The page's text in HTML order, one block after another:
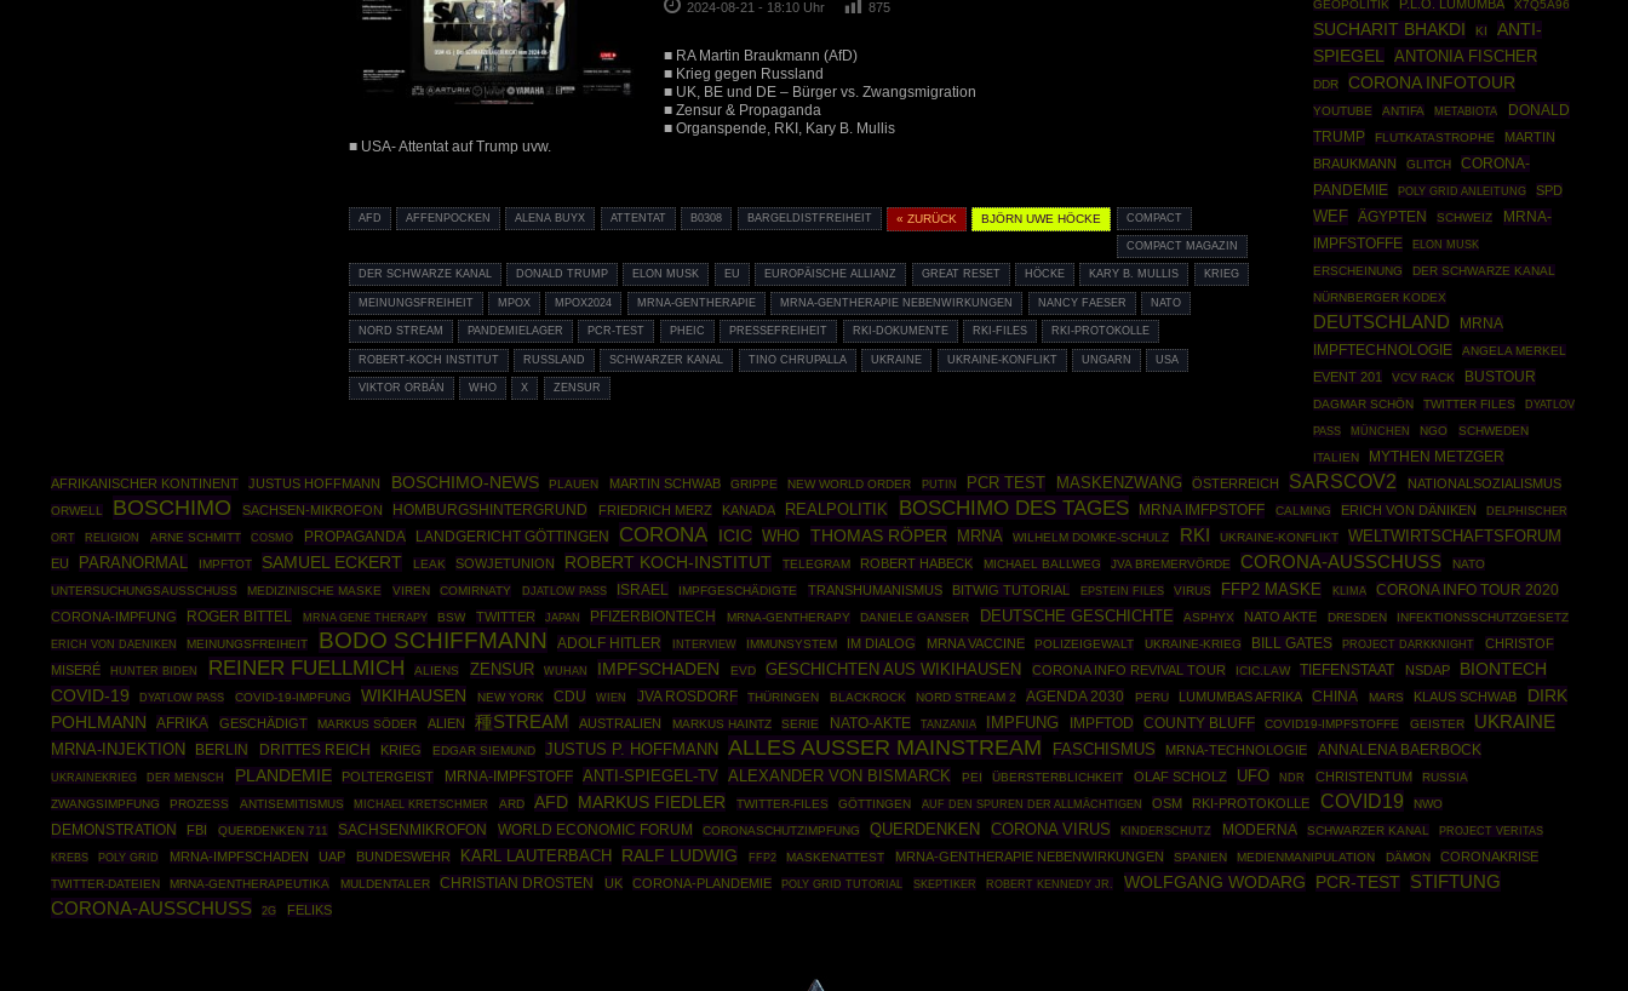
2024-08-21 - 18:10 Uhr 875
■ RA Martin Braukmann (AfD)
■ Krieg gegen Russland
■ UK, BE und DE – Bürger vs. Zwangsmigration
■ Zensur & Propaganda
■ Organspende, RKI, Kary B. Mullis
■ USA- Attentat auf Trump uvw.
AFD AFFENPOCKEN ALENA BUYX ATTENTAT B0308 BARGELDISTFREIHEIT « ZURÜCK BJÖRN UWE HÖCKE COMPACT
COMPACT MAGAZIN
DER SCHWARZE KANAL DONALD TRUMP ELON MUSK EU EUROPÄISCHE ALLIANZ GREAT RESET HÖCKE KARY B. MULLIS KRIEG
MEINUNGSFREIHEIT MPOX MPOX2024 MRNA-GENTHERAPIE MRNA-GENTHERAPIE NEBENWIRKUNGEN NANCY FAESER NATO
NORD STREAM PANDEMIELAGER PCR-TEST PHEIC PRESSEFREIHEIT RKI-DOKUMENTE RKI-FILES RKI-PROTOKOLLE
ROBERT-KOCH INSTITUT RUSSLAND SCHWARZER KANAL TINO CHRUPALLA UKRAINE UKRAINE-KONFLIKT UNGARN USA
VIKTOR ORBÁN WHO X ZENSUR
GEOPOLITIK
P.L.O. LUMUMBA X7Q5A96
SUCHARIT BHAKDI KI
ANTI-
SPIEGEL ANTONIA FISCHER
DDR CORONA INFOTOUR
YOUTUBE ANTIFA METABIOTA
DONALD
TRUMP
FLUTKATASTROPHE
MARTIN
BRAUKMANN
GLITCH
CORONA-
PANDEMIE
POLY GRID ANLEITUNG SPD
WEF ÄGYPTEN SCHWEIZ
MRNA-
IMPFSTOFFE
ELON MUSK
ERSCHEINUNG
DER SCHWARZE KANAL
NÜRNBERGER KODEX
DEUTSCHLAND
MRNA
IMPFTECHNOLOGIE
ANGELA MERKEL
EVENT 201 VCV RACK BUSTOUR
DAGMAR SCHÖN TWITTER FILES DYATLOV
PASS MÜNCHEN NGO
SCHWEDEN
ITALIEN
MYTHEN METZGER
AFRIKANISCHER KONTINENT JUSTUS HOFFMANN BOSCHIMO-NEWS PLAUEN MARTIN SCHWAB GRIPPE NEW WORLD ORDER PUTIN PCR TEST MASKENZWANG ÖSTERREICH SARSCOV2 NATIONALSOZIALISMUS
ORWELL BOSCHIMO SACHSEN-MIKROFON HOMBURGSHINTERGRUND FRIEDRICH MERZ KANADA REALPOLITIK BOSCHIMO DES TAGES MRNA IMFPSTOFF CALMING ERICH VON DÄNIKEN DELPHISCHER
ORT RELIGION ARNE SCHMITT COSMO PROPAGANDA LANDGERICHT GÖTTINGEN CORONA ICIC WHO THOMAS RÖPER MRNA WILHELM DOMKE-SCHULZ RKI UKRAINE-KONFLIKT WELTWIRTSCHAFTSFORUM
EU PARANORMAL IMPFTOT SAMUEL ECKERT LEAK SOWJETUNION ROBERT KOCH-INSTITUT TELEGRAM ROBERT HABECK MICHAEL BALLWEG JVA BREMERVÖRDE CORONA-AUSSCHUSS
NATO
UNTERSUCHUNGSAUSSCHUSS
MEDIZINISCHE MASKE VIREN COMIRNATY DJATLOW PASS ISRAEL IMPFGESCHÄDIGTE TRANSHUMANISMUS BITWIG TUTORIAL EPSTEIN FILES VIRUS FFP2 MASKE KLIMA CORONA INFO TOUR 2020
CORONA-IMPFUNG ROGER BITTEL MRNA GENE THERAPY BSW TWITTER JAPAN PFIZERBIONTECH MRNA-GENTHERAPY DANIELE GANSER DEUTSCHE GESCHICHTE ASPHYX NATO AKTE DRESDEN INFEKTIONSSCHUTZGESETZ
ERICH VON DAENIKEN MEINUNGSFREIHEIT BODO SCHIFFMANN ADOLF HITLER INTERVIEW IMMUNSYSTEM IM DIALOG MRNA VACCINE POLIZEIGEWALT UKRAINE-KRIEG BILL GATES PROJECT DARKKNIGHT
CHRISTOF
MISERÉ
HUNTER BIDEN REINER FUELLMICH ALIENS ZENSUR WUHAN IMPFSCHADEN EVD GESCHICHTEN AUS WIKIHAUSEN CORONA INFO REVIVAL TOUR ICIC.LAW TIEFENSTAAT NSDAP
BIONTECH
COVID-19
DYATLOW PASS COVID-19-IMPFUNG WIKIHAUSEN NEW YORK CDU WIEN JVA ROSDORF THÜRINGEN BLACKROCK NORD STREAM 2 AGENDA 2030 PERU LUMUMBAS AFRIKA CHINA MARS KLAUS SCHWAB
DIRK
POHLMANN
AFRIKA GESCHÄDIGT MARKUS SÖDER ALIEN 種STREAM AUSTRALIEN MARKUS HAINTZ SERIE NATO-AKTE TANZANIA IMPFUNG IMPFTOD COUNTY BLUFF COVID19-IMPFSTOFFE GEISTER UKRAINE
MRNA-INJEKTION BERLIN DRITTES REICH KRIEG EDGAR SIEMUND JUSTUS P. HOFFMANN ALLES AUSSER MAINSTREAM FASCHISMUS MRNA-TECHNOLOGIE ANNALENA BAERBOCK
UKRAINEKRIEG DER MENSCH PLANDEMIE POLTERGEIST MRNA-IMPFSTOFF ANTI-SPIEGEL-TV ALEXANDER VON BISMARCK PEI ÜBERSTERBLICHKEIT OLAF SCHOLZ UFO NDR CHRISTENTUM
RUSSIA
ZWANGSIMPFUNG
PROZESS ANTISEMITISMUS MICHAEL KRETSCHMER ARD AFD MARKUS FIEDLER TWITTER-FILES GÖTTINGEN AUF DEN SPUREN DER ALLMÄCHTIGEN OSM RKI-PROTOKOLLE COVID19 NWO
DEMONSTRATION FBI QUERDENKEN 711 SACHSENMIKROFON WORLD ECONOMIC FORUM CORONASCHUTZIMPFUNG QUERDENKEN CORONA VIRUS KINDERSCHUTZ MODERNA SCHWARZER KANAL PROJECT VERITAS
KREBS POLY GRID MRNA-IMPFSCHADEN UAP BUNDESWEHR KARL LAUTERBACH RALF LUDWIG FFP2 MASKENATTEST MRNA-GENTHERAPIE NEBENWIRKUNGEN SPANIEN MEDIENMANIPULATION DÄMON CORONAKRISE
TWITTER-DATEIEN MRNA-GENTHERAPEUTIKA MULDENTALER CHRISTIAN DROSTEN UK CORONA-PLANDEMIE POLY GRID TUTORIAL SKEPTIKER ROBERT KENNEDY JR. WOLFGANG WODARG PCR-TEST
STIFTUNG
CORONA-AUSSCHUSS
2G FELIKS